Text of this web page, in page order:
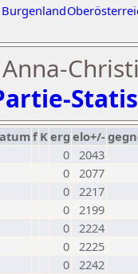
Burgenland
f Kerg elo+/-
0 2043
0 2077
0 2217
0 2199
0 2224
0 2225
0 2242